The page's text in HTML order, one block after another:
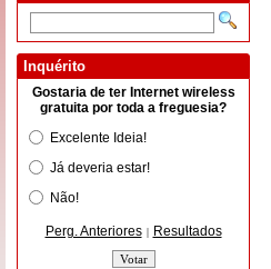
Inquérito
Gostaria de ter Internet wireless
gratuita por toda a freguesia?
Excelente Ideia!
Já deveria estar!
Não!
Perg. Anteriores | Resultados